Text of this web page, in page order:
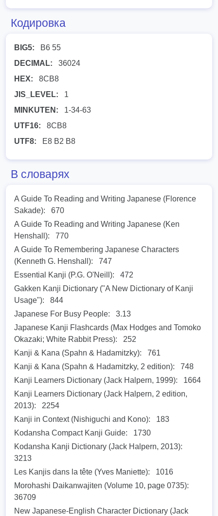
Кодировка
BIG5:
B6 55
DECIMAL:
36024
HEX:
8CB8
JIS_LEVEL:
1
MINKUTEN:
1-34-63
UTF16:
8CB8
UTF8:
E8 B2 B8
В словарях
A Guide To Reading and Writing Japanese (Florence
Sakade):
670
A Guide To Reading and Writing Japanese (Ken
Henshall):
770
A Guide To Remembering Japanese Characters
(Kenneth G. Henshall):
747
Essential Kanji (P.G. O'Neill):
472
Gakken Kanji Dictionary ("A New Dictionary of Kanji
Usage"):
844
Japanese For Busy People:
3.13
Japanese Kanji Flashcards (Max Hodges and Tomoko
Okazaki; White Rabbit Press):
252
Kanji & Kana (Spahn & Hadamitzky):
761
Kanji & Kana (Spahn & Hadamitzky, 2 edition):
748
Kanji Learners Dictionary (Jack Halpern, 1999):
1664
Kanji Learners Dictionary (Jack Halpern, 2 edition,
2013):
2254
Kanji in Context (Nishiguchi and Kono):
183
Kodansha Compact Kanji Guide:
1730
Kodansha Kanji Dictionary (Jack Halpern, 2013):
3213
Les Kanjis dans la tête (Yves Maniette):
1016
Morohashi Daikanwajiten (Volume 10, page 0735):
36709
New Japanese-English Character Dictionary (Jack